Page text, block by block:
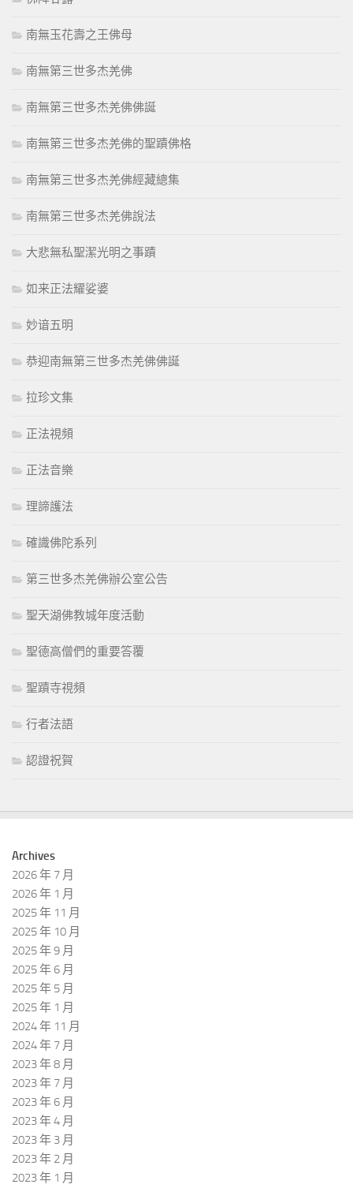
南無玉花壽之王佛母
南無第三世多杰羌佛
南無第三世多杰羌佛佛誕
南無第三世多杰羌佛的聖蹟佛格
南無第三世多杰羌佛經藏總集
南無第三世多杰羌佛說法
大悲無私聖潔光明之事蹟
如来正法耀娑婆
妙谙五明
恭迎南無第三世多杰羌佛佛誕
拉珍文集
正法視頻
正法音樂
理諦護法
確識佛陀系列
第三世多杰羌佛辦公室公告
聖天湖佛教城年度活動
聖德高僧們的重要答覆
聖蹟寺視頻
行者法語
認證祝賀
Archives
2026 年 7 月
2026 年 1 月
2025 年 11 月
2025 年 10 月
2025 年 9 月
2025 年 6 月
2025 年 5 月
2025 年 1 月
2024 年 11 月
2024 年 7 月
2023 年 8 月
2023 年 7 月
2023 年 6 月
2023 年 4 月
2023 年 3 月
2023 年 2 月
2023 年 1 月